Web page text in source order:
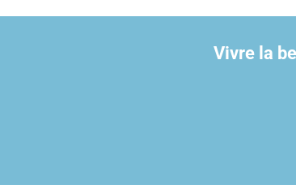
Vivre la